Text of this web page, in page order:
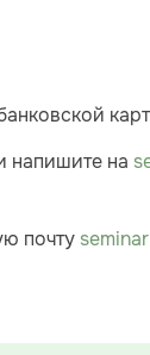
напишите на
почту